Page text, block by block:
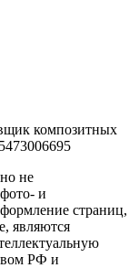
композитных
не
и
страниц,
являются
РФ и